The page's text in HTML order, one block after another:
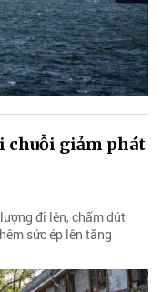
chuỗi giảm phát
đi lên, chấm dứt
sức ép lên tăng